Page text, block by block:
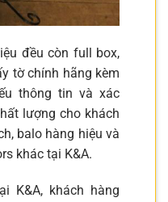
đều còn full box,
tờ chính hãng kèm
thông tin và xác
lượng cho khách
balo hàng hiệu và
khác tại K&A.
K&A, khách hàng